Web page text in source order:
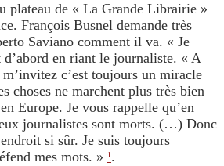
plateau de « La Grande Librairie »
François Busnel demande très
Saviano comment il va. « Je
d’abord en riant le journaliste. « A
c’est toujours un miracle
choses ne marchent plus très bien
Europe. Je vous rappelle qu’en
journalistes sont morts. (…) Donc
si sûr. Je suis toujours
mes mots. » ¹.